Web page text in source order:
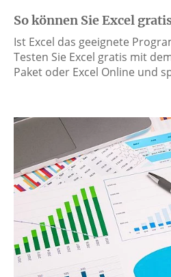
So können Sie Excel
Ist Excel das geeignete
Testen Sie Excel gratis mit
Paket oder Excel Online und